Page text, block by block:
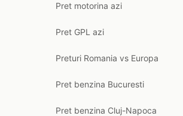
Pret motorina azi
Pret GPL azi
Preturi Romania vs Europa
Pret benzina Bucuresti
Pret benzina Cluj-Napoca